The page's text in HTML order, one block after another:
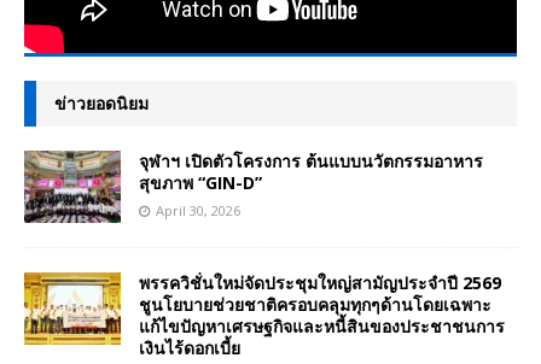
ข่าวยอดนิยม
จุฬาฯ เปิดตัวโครงการ ต้นแบบนวัตกรรมอาหาร
สุขภาพ “GIN-D”
April 30, 2026
พรรควิชั่นใหม่จัดประชุมใหญ่สามัญประจำปี 2569
ชูนโยบายช่วยชาติครอบคลุมทุกๆด้านโดยเฉพาะ
แก้ไขปัญหาเศรษฐกิจและหนี้สินของประชาชนการ
เงินไร้ดอกเบี้ย